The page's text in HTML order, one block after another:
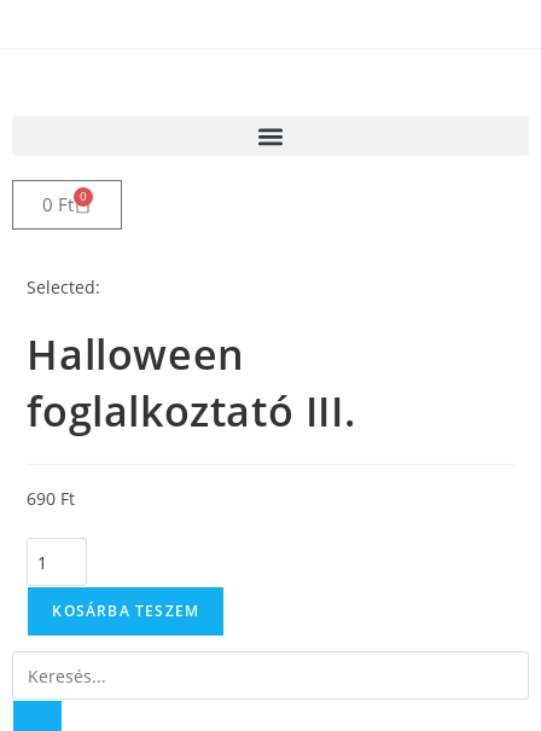
0 Ft 0
Selected:
Halloween
foglalkoztató III.
690 Ft
KOSÁRBA TESZEM